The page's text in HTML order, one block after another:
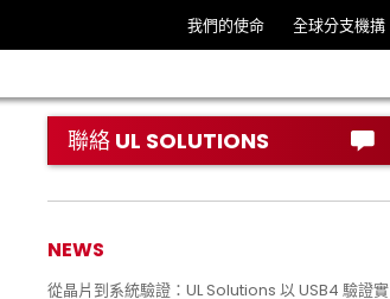
我們的使命 全球分支機搆
聯絡 UL SOLUTIONS
NEWS
從晶片到系統驗證：UL Solutions 以 USB4 驗證實